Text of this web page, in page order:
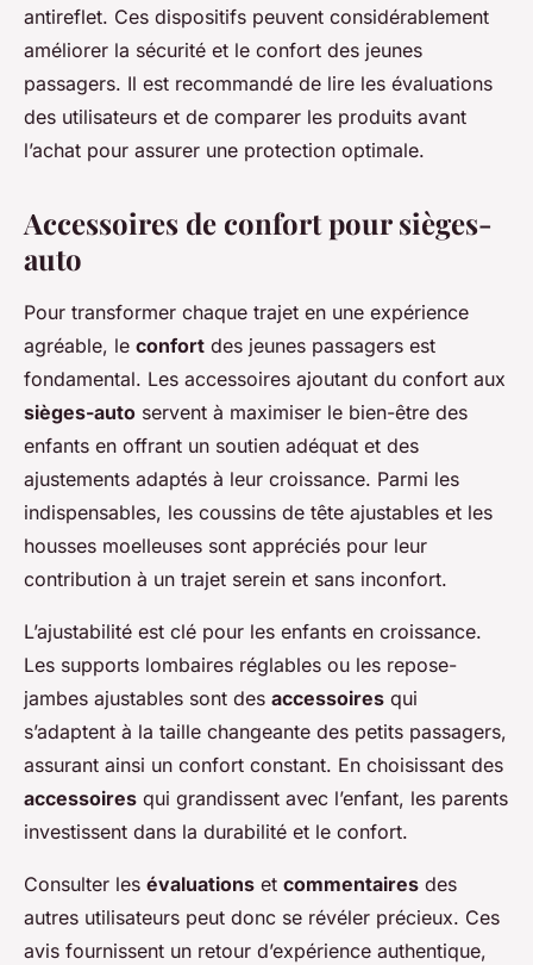
antireflet. Ces dispositifs peuvent considérablement
améliorer la sécurité et le confort des jeunes
passagers. Il est recommandé de lire les évaluations
des utilisateurs et de comparer les produits avant
l’achat pour assurer une protection optimale.
Accessoires de confort pour sièges-
auto
Pour transformer chaque trajet en une expérience
agréable, le confort des jeunes passagers est
fondamental. Les accessoires ajoutant du confort aux
sièges-auto servent à maximiser le bien-être des
enfants en offrant un soutien adéquat et des
ajustements adaptés à leur croissance. Parmi les
indispensables, les coussins de tête ajustables et les
housses moelleuses sont appréciés pour leur
contribution à un trajet serein et sans inconfort.
L’ajustabilité est clé pour les enfants en croissance.
Les supports lombaires réglables ou les repose-
jambes ajustables sont des accessoires qui
s’adaptent à la taille changeante des petits passagers,
assurant ainsi un confort constant. En choisissant des
accessoires qui grandissent avec l’enfant, les parents
investissent dans la durabilité et le confort.
Consulter les évaluations et commentaires des
autres utilisateurs peut donc se révéler précieux. Ces
avis fournissent un retour d’expérience authentique,